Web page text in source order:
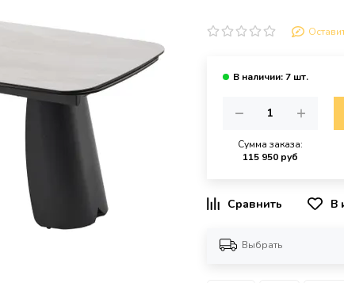
Сумма заказа:
115 950 руб
В
Выбрать